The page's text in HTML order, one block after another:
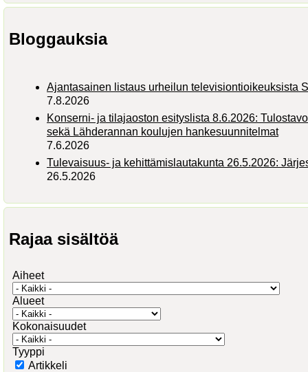
Bloggauksia
Ajantasainen listaus urheilun televisiontioikeuksista
7.8.2026
Konserni- ja tilajaoston esityslista 8.6.2026:
sekä Lähderannan koulujen hankesuunnitelmat
7.6.2026
Tulevaisuus- ja kehittämislautakunta 26.5.2026:
26.5.2026
Rajaa sisältöä
Aiheet
Alueet
Kokonaisuudet
Tyyppi
Artikkeli